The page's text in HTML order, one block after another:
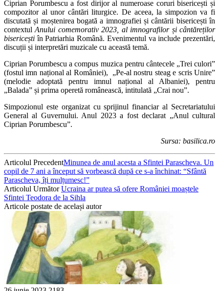
Ciprian Porumbescu a fost dirijor al numeroase coruri bisericești și
compozitor al unor cântări liturgice. De aceea, la simpozion va fi
discutată și moștenirea bogată a imnografiei și cântării bisericești în
contextulAnului comemorativ 2023, al imnografilor și cântăreților
bisericești în Patriarhia Română. Evenimentul va include prezentări,
discuții și interpretări muzicale cu această temă.
Ciprian Porumbescu a compus muzica pentru cântecele „Trei culori”
(fostul imn național al României), „Pe-al nostru steag e scris Unire”
(melodie adoptată pentru imnul național al Albaniei), pentru
„Balada” și prima operetă românească, intitulată „Crai nou”.
Simpozionul este organizat cu sprijinul financiar al Secretariatului
General al Guvernului. Anul 2023 a fost declarat „Anul cultural
Ciprian Porumbescu”.
Sursa: basilica.ro
Articolul PrecedentMinunea de anul acesta a Sfintei Parascheva. Un
copil de 7 ani a început să vorbească după ce s-a închinat: “Sfântă
Parascheva, îți mulțumesc!”
Articolul UrmătorUcraina ar putea să ofere României moaștele
Sfintei Teodora de la Sihla
Articole postate de același autor